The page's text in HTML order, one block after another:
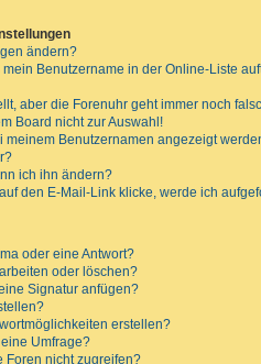
ändern?
Benutzername in der Online-Liste
aber die Forenuhr geht immer noch
Board nicht zur Auswahl!
meinem Benutzernamen angezeigt
ich ihn ändern?
den E-Mail-Link klicke, werde ich
oder eine Antwort?
oder löschen?
Signatur anfügen?
erstellen?
Umfrage?
Foren nicht zugreifen?